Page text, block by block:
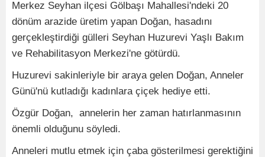
Merkez Seyhan ilçesi Gölbaşı Mahallesi'ndeki 20
dönüm arazide üretim yapan Doğan, hasadını
gerçekleştirdiği gülleri Seyhan Huzurevi Yaşlı Bakım
ve Rehabilitasyon Merkezi'ne götürdü.
Huzurevi sakinleriyle bir araya gelen Doğan, Anneler
Günü'nü kutladığı kadınlara çiçek hediye etti.
Özgür Doğan, annelerin her zaman hatırlanmasının
önemli olduğunu söyledi.
Anneleri mutlu etmek için çaba gösterilmesi gerektiğini